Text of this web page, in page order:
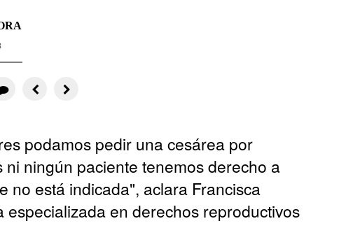
podamos pedir una cesárea por
ni ningún paciente tenemos derecho a
no está indicada", aclara Francisca
especializada en derechos reproductivos